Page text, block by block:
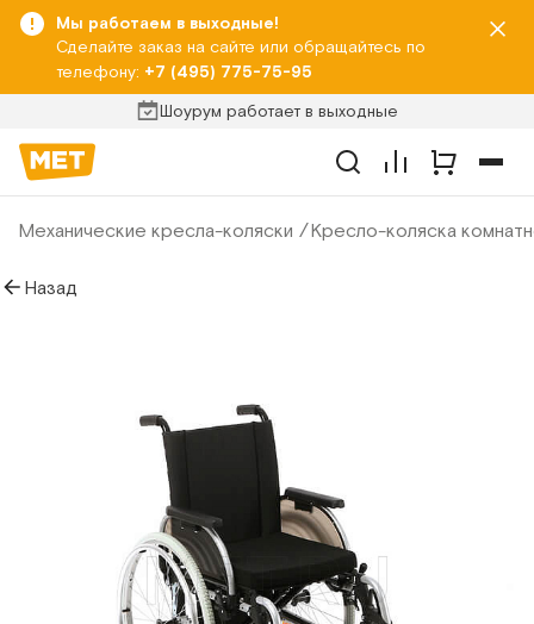
Мы работаем в выходные!
Сделайте заказ на сайте или обращайтесь по
телефону: +7 (495) 775-75-95
Шоурум работает в выходные
Механические кресла-коляски Кресло-коляска
Назад